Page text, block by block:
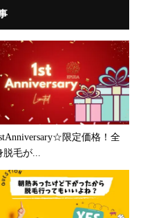
限定価格！全
脱毛が...